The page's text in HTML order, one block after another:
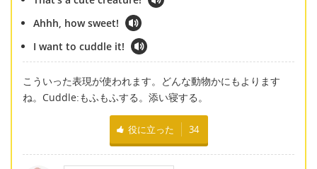
Ahhh, how sweet!
I want to cuddle it!
こういった表現が使われます。どんな動物かにもよります
ね。Cuddle:もふもふする。添い寝する。
役に立った 34